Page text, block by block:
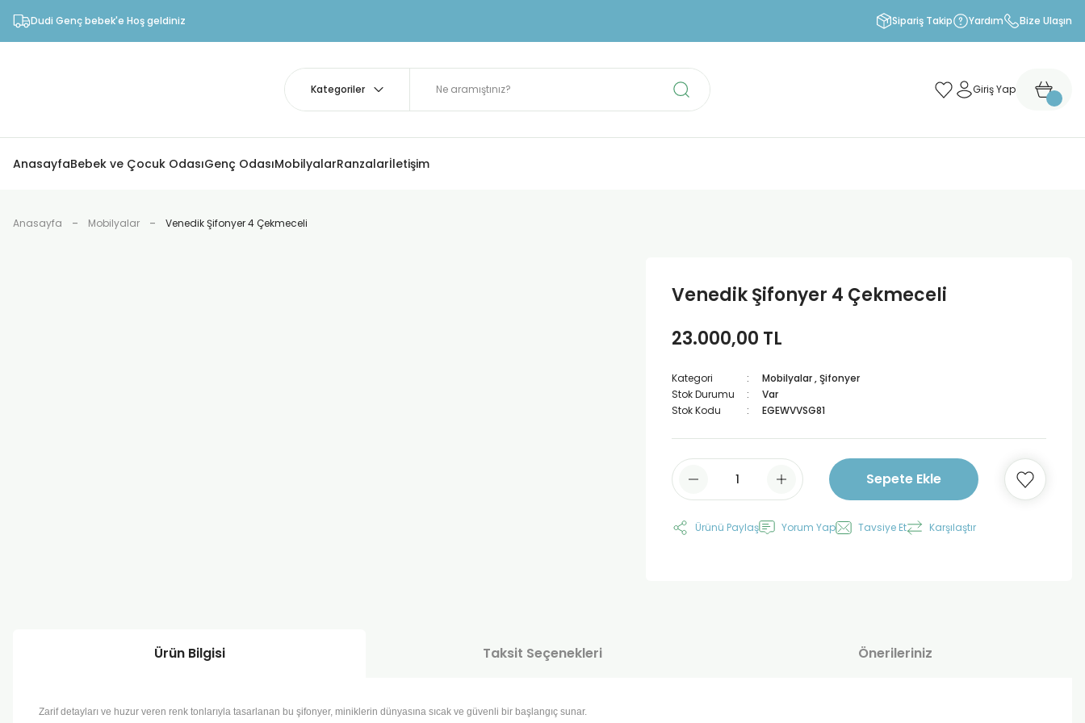
Dudi Genç bebek'e Hoş geldiniz Sipariş Takip Yardım Bize Ulaşın
Giriş Yap
AnasayfaBebek ve Çocuk OdasıGenç OdasıMobilyalarRanzalarİletişim
Anasayfa Mobilyalar Venedik Şifonyer 4 Çekmeceli
Venedik Şifonyer 4 Çekmeceli
23.000,00 TL
Kategori Mobilyalar,Şifonyer
Stok Durumu
Var
Stok Kodu
EGEWVVSG81
Sepete Ekle
Ürünü Paylaş Yorum Yap Tavsiye Et Karşılaştır
Ürün Bilgisi Taksit Seçenekleri Önerileriniz
Zarif detayları ve huzur veren renk tonlarıyla tasarlanan bu şifonyer, miniklerin dünyasına sıcak ve güvenli bir başlangıç sunar.